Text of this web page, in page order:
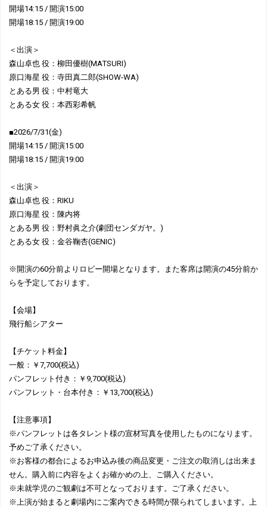
開場14:15 / 開演15:00
開場18:15 / 開演19:00
＜出演＞
森山卓也 役：柳田優樹(MATSURI)
原口海星 役：寺田真二郎(SHOW-WA)
とある男 役：中村竜大
とある女 役：本西彩希帆
■2026/7/31(金)
開場14:15 / 開演15:00
開場18:15 / 開演19:00
＜出演＞
森山卓也 役：RIKU
原口海星 役：陳内将
とある男 役：野村眞之介(劇団センダガヤ。)
とある女 役：金谷鞠杏(GENIC)
※開演の60分前よりロビー開場となります。また客席は開演の45分前か
らを予定しております。
【会場】
飛行船シアター
【チケット料金】
一般：￥7,700(税込)
パンフレット付き：￥9,700(税込)
パンフレット・台本付き：￥13,700(税込)
【注意事項】
※パンフレットは各タレント様の宣材写真を使用したものになります。
予めご了承ください。
※お客様の都合によるお申込み後の商品変更・ご注文の取消しは出来ま
せん。購入前に内容をよくお確かめの上、ご購入ください。
※未就学児のご観劇は不可となっております。ご了承ください。
※上演が始まると劇場内にご案内できる時間が限られてしまいます。上